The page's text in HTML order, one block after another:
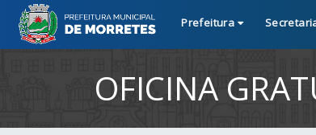
Prefeitura
OFICINA